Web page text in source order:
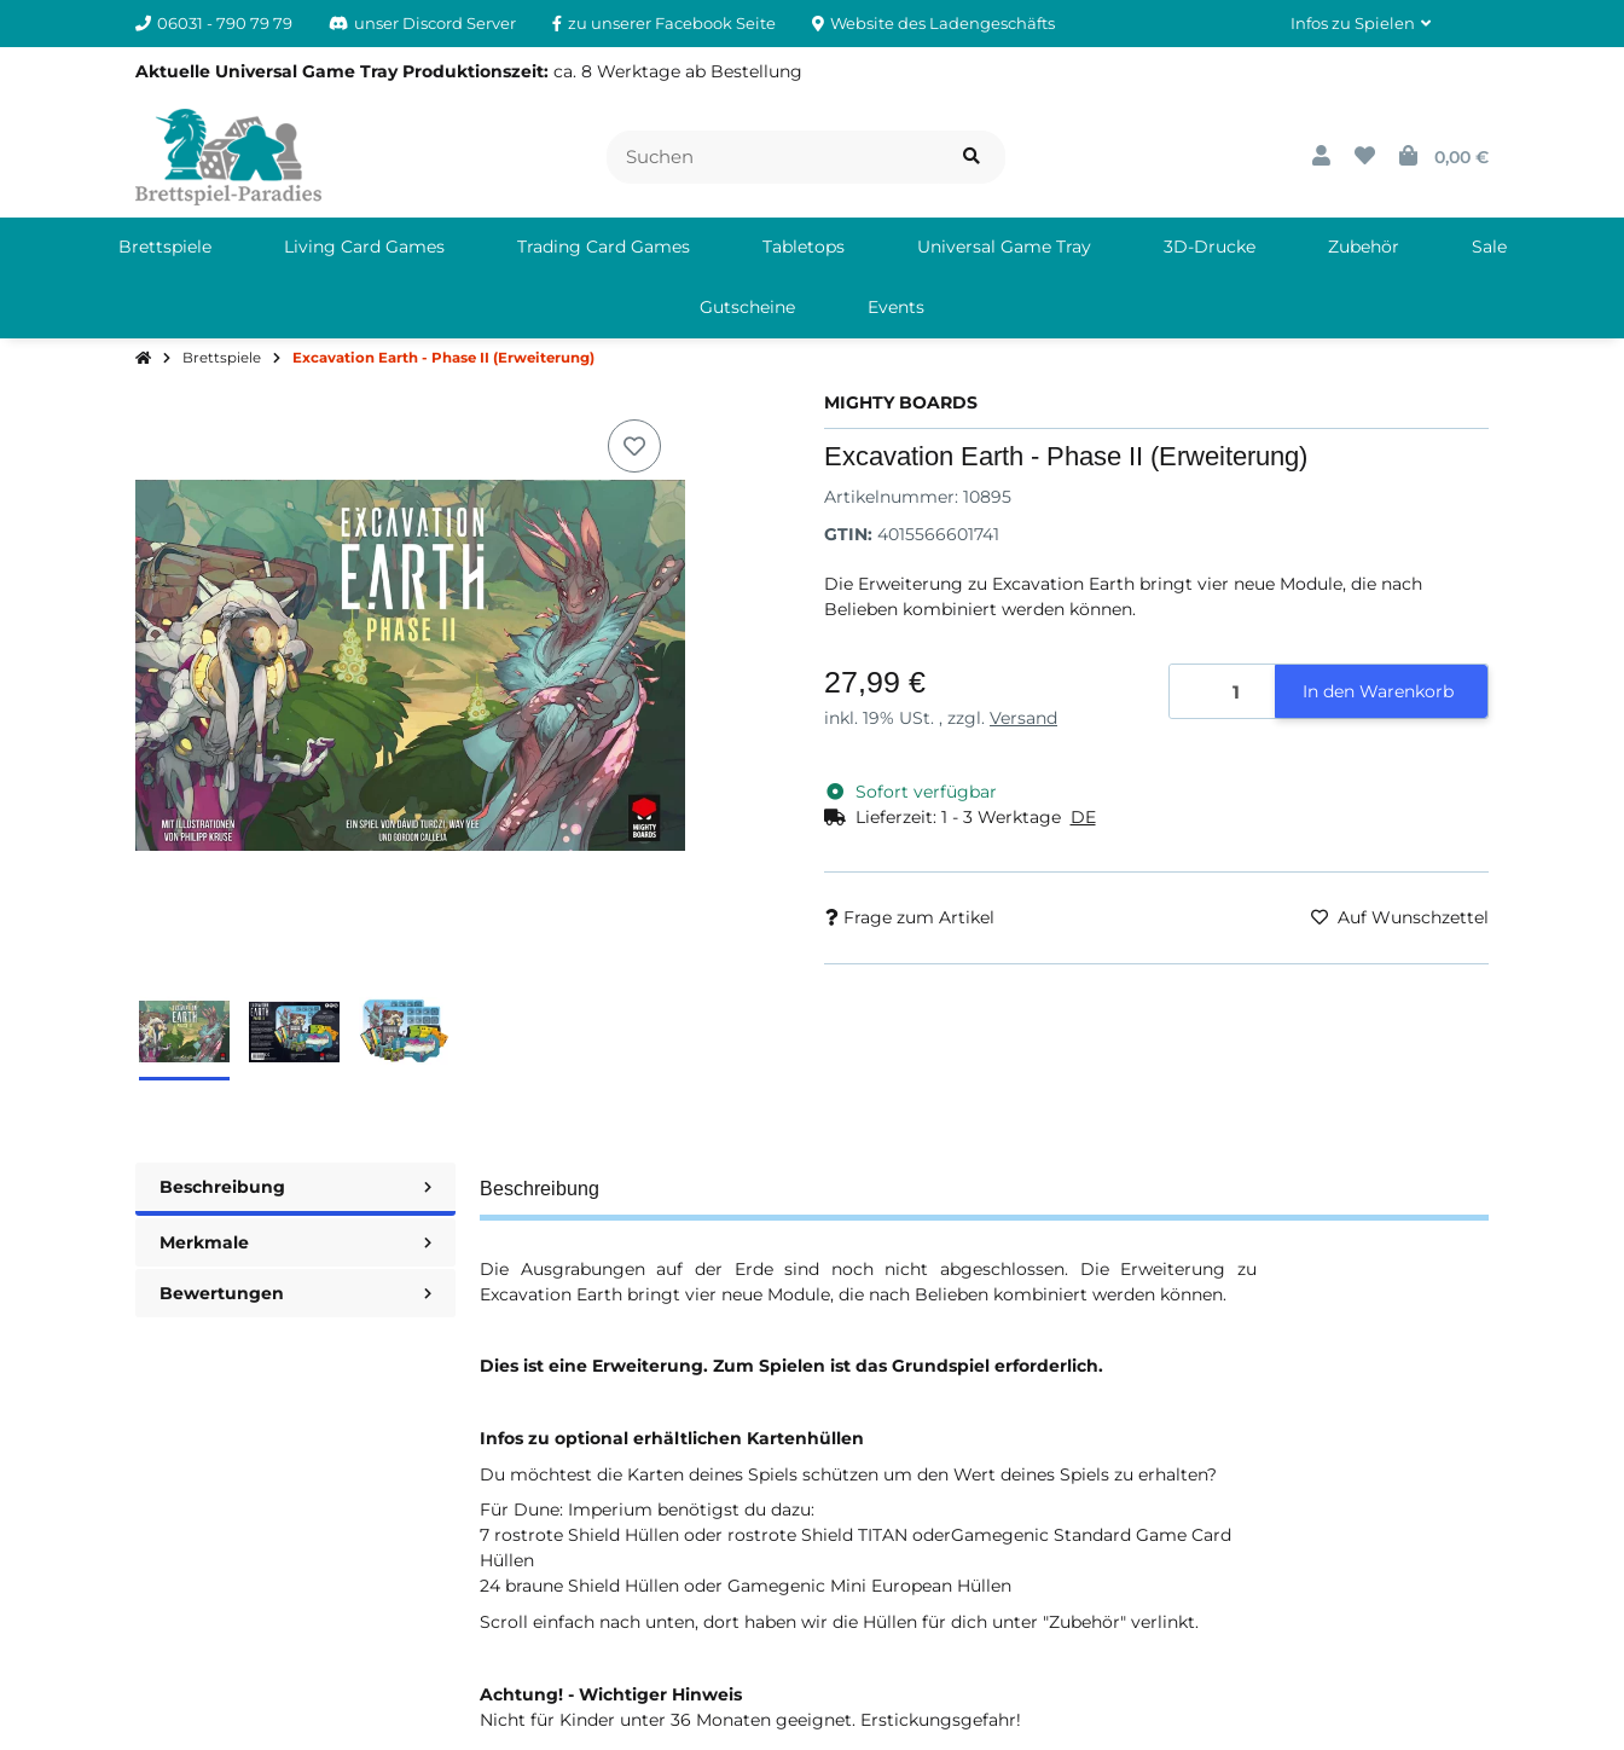
06031 - 790 79 79 unser Discord Server zu unserer Facebook Seite Website des Ladengeschäfts Infos zu Spielen
Aktuelle Universal Game Tray Produktionszeit: ca. 8 Werktage ab Bestellung
0,00 €
Brettspiele Living Card Games Trading Card Games Tabletops Universal Game Tray 3D-Drucke Zubehör Sale
Gutscheine Events
Brettspiele Excavation Earth - Phase II (Erweiterung)
MIGHTY BOARDS
Excavation Earth - Phase II (Erweiterung)
Artikelnummer: 10895
GTIN: 4015566601741
Die Erweiterung zu Excavation Earth bringt vier neue Module, die nach
Belieben kombiniert werden können.
27,99 €
inkl. 19% USt. , zzgl. Versand
Sofort verfügbar
Lieferzeit: 1 - 3 Werktage DE
In den Warenkorb
Frage zum Artikel Auf Wunschzettel
Beschreibung
Merkmale
Bewertungen
Beschreibung
Die Ausgrabungen auf der Erde sind noch nicht abgeschlossen. Die Erweiterung zu
Excavation Earth bringt vier neue Module, die nach Belieben kombiniert werden können.
Dies ist eine Erweiterung. Zum Spielen ist das Grundspiel erforderlich.
Infos zu optional erhältlichen Kartenhüllen
Du möchtest die Karten deines Spiels schützen um den Wert deines Spiels zu erhalten?
Für Dune: Imperium benötigst du dazu:
7 rostrote Shield Hüllen oder rostrote Shield TITAN oderGamegenic Standard Game Card
Hüllen
24 braune Shield Hüllen oder Gamegenic Mini European Hüllen
Scroll einfach nach unten, dort haben wir die Hüllen für dich unter "Zubehör" verlinkt.
Achtung! - Wichtiger Hinweis
Nicht für Kinder unter 36 Monaten geeignet. Erstickungsgefahr!